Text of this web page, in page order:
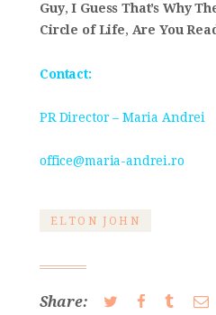
Guy,I Guess That’s Why
Circle of Life, Are You
Contact:
PR Director – Maria Andrei
office@maria-andrei.ro
ELTON JOHN
Share: